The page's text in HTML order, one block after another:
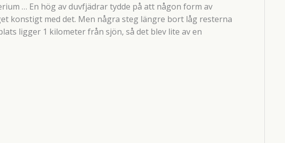
… En hög av duvfjädrar tydde på att någon form av
konstigt med det. Men några steg längre bort låg resterna
ligger 1 kilometer från sjön, så det blev lite av en